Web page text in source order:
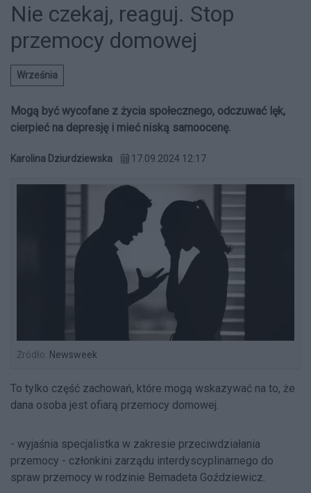
Nie czekaj, reaguj. Stop
przemocy domowej
Września
Mogą być wycofane z życia społecznego, odczuwać lęk,
cierpieć na depresję i mieć niską samoocenę.
Karolina Dziurdziewska 17.09.2024 12:17
Źródło: Newsweek
To tylko część zachowań, które mogą wskazywać na to, że
dana osoba jest ofiarą przemocy domowej.
- wyjaśnia specjalistka w zakresie przeciwdziałania
przemocy - członkini zarządu interdyscyplinarnego do
spraw przemocy w rodzinie Bernadeta Goździewicz.